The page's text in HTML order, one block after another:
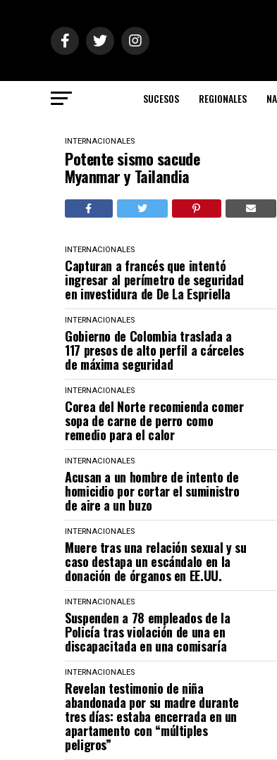
SUCESOS REGIONALES
INTERNACIONALES
Potente sismo sacude
Myanmar y Tailandia
INTERNACIONALES
Capturan a francés que intentó
ingresar al perímetro de seguridad
en investidura de De La Espriella
INTERNACIONALES
Gobierno de Colombia traslada a
117 presos de alto perfil a cárceles
de máxima seguridad
INTERNACIONALES
Corea del Norte recomienda comer
sopa de carne de perro como
remedio para el calor
INTERNACIONALES
Acusan a un hombre de intento de
homicidio por cortar el suministro
de aire a un buzo
INTERNACIONALES
Muere tras una relación sexual y su
caso destapa un escándalo en la
donación de órganos en EE.UU.
INTERNACIONALES
Suspenden a 78 empleados de la
Policía tras violación de una en
discapacitada en una comisaría
INTERNACIONALES
Revelan testimonio de niña
abandonada por su madre durante
tres días: estaba encerrada en un
apartamento con “múltiples
peligros”